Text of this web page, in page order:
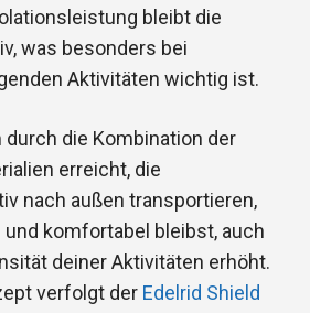
bleibt die
was besonders bei
Aktivitäten wichtig ist.
durch die Kombination der
erreicht, die
nach außen transportieren,
komfortabel bleibst, auch
deiner Aktivitäten erhöht.
verfolgt der Edelrid Shield